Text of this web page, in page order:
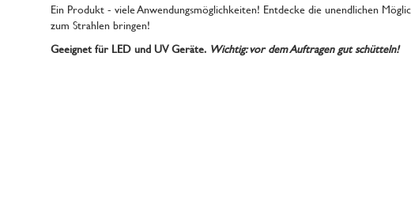
Ein Produkt - viele Anwendungsmöglichkeiten! Entdecke die unendlichen
zum Strahlen bringen!
Geeignet für LED und UV Geräte. Wichtig: vor dem Auftragen gut schütteln!